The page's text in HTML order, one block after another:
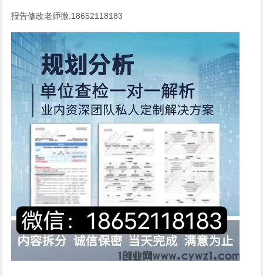
报告修改老师微.18652118183